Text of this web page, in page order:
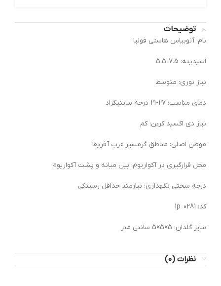
توضیحات
نام: آنوبیاس هاستی فولیا
اسیدیته: 7.5-5.5
نیاز نوری: متوسط
دمای مناسب: 27-21 درجه سانتیگراد
نیاز دی اکسید کربن: کم
موطن اصلی: مناطق گرمسیر غرب آفریقا
محل قرارگیری در آکواریوم: بین میانه و پشت آکواریوم
درجه سختی نگهداری: نیازمند حداقل رسیدگی
کد: 0281 1p
سایز گلدان: 5×5×5 سانتی متر
نظرات (0)